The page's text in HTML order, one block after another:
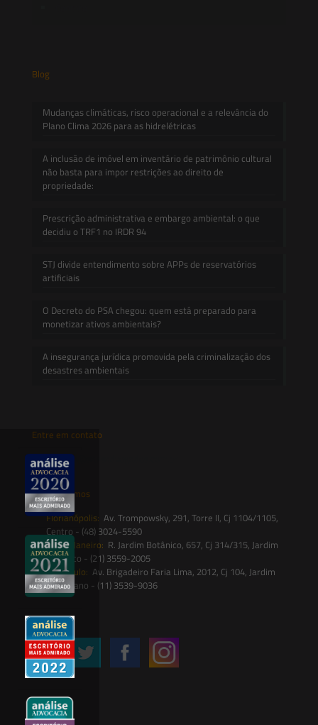
Blog
Mudanças climáticas, risco operacional e a relevância do
Plano Clima 2026 para as hidrelétricas
A inclusão de imóvel em inventário de patrimônio cultural
não basta para impor restrições ao direito de
propriedade:
Prescrição administrativa e embargo ambiental: o que
decidiu o TRF1 no IRDR 94
STJ divide entendimento sobre APPs de reservatórios
artificiais
O Decreto do PSA chegou: quem está preparado para
monetizar ativos ambientais?
A insegurança jurídica promovida pela criminalização dos
desastres ambientais
Entre em contato
contato@saesadvogados.com.br
Onde estamos
Florianópolis: Av. Trompowsky, 291, Torre II, Cj 1104/1105,
Centro - (48) 3024-5590
Rio de Janeiro: R. Jardim Botânico, 657, Cj 314/315, Jardim
Botânico - (21) 3559-2005
São Paulo: Av. Brigadeiro Faria Lima, 2012, Cj 104, Jardim
Paulistano - (11) 3539-9036
Siga-nos